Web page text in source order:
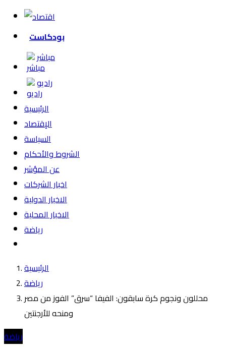
بودكاست
مباشر
راديو
الرئيسية
الإقتصاد
السياسة
الشروط والأحكام
عن المؤشر
اخبار الشركات
الاخبار الدولية
الاخبار المحلية
رياضة
الرئيسية
رياضة
محللون ونجوم كرة سابقون: الفيفا “سرق” الفوز من مصر
ومنحه للأرجنتين
رياضة